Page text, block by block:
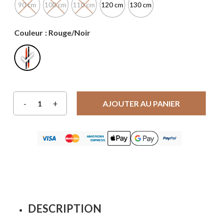
90 cm 100 cm 110 cm 120 cm 130 cm
Couleur : Rouge/Noir
AJOUTER AU PANIER
DESCRIPTION